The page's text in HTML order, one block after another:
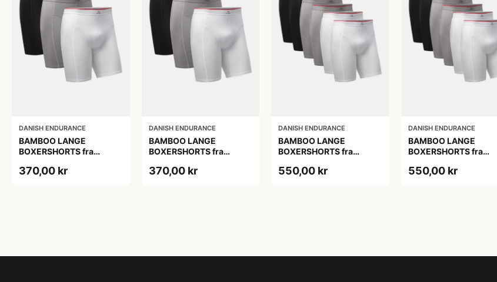
DANISH ENDURANCE
BAMBOO LANGE
BOXERSHORTS fra
Sort/Rød | Grå | Hvid 3-
370,00 kr
DANISH ENDURANCE
BAMBOO LANGE
BOXERSHORTS fra
Sort/Rød | Grå | Hvid 3-
370,00 kr
DANISH ENDURANCE
BAMBOO LANGE
BOXERSHORTS fra
Sort/Rød | Grå | Hvid 6-
550,00 kr
DANISH ENDURANCE
BAMBOO LANGE
BOXERSHORTS fra
Sort/Rød | Grå | Hvid 6-
550,00 kr